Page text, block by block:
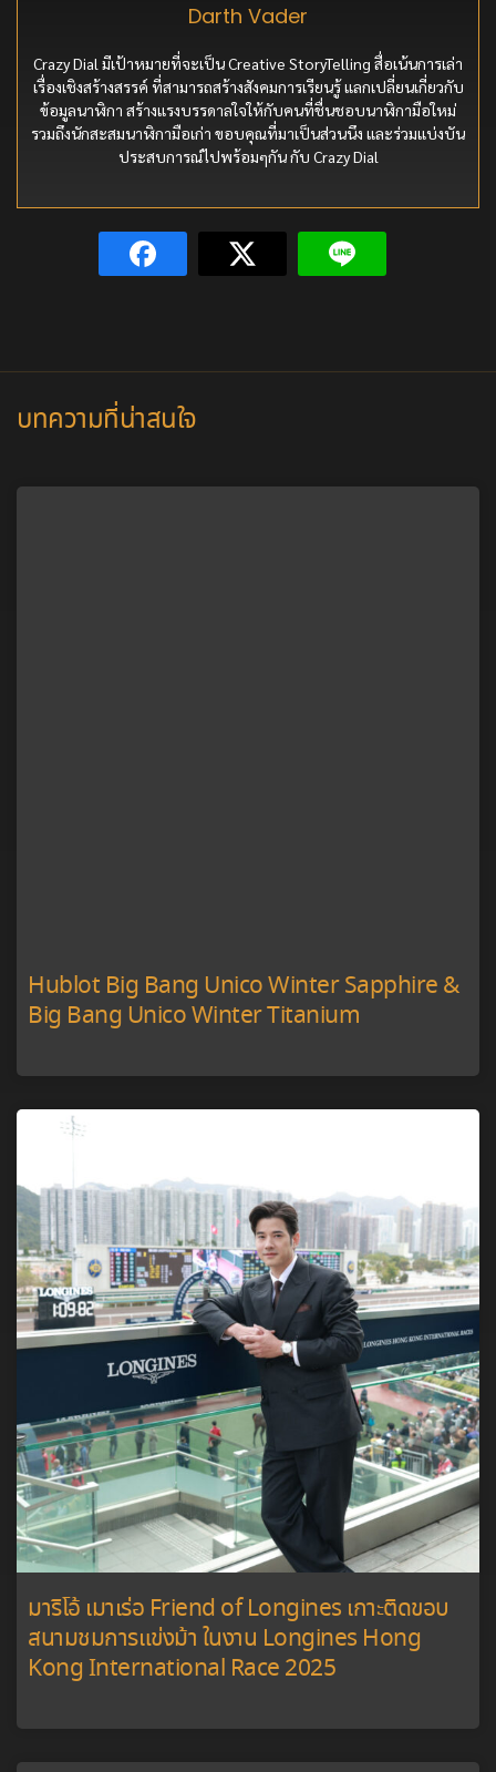
Darth Vader
Crazy Dial มีเป้าหมายที่จะเป็น Creative StoryTelling สื่อเน้นการเล่า
เรื่องเชิงสร้างสรรค์ ที่สามารถสร้างสังคมการเรียนรู้ แลกเปลี่ยนเกี่ยวกับ
ข้อมูลนาฬิกา สร้างแรงบรรดาลใจให้กับคนที่ชื่นชอบนาฬิกามือใหม่
รวมถึงนักสะสมนาฬิกามือเก่า ขอบคุณที่มาเป็นส่วนนึง และร่วมแบ่งบัน
ประสบการณ์ไปพร้อมๆกัน กับ Crazy Dial
บทความที่น่าสนใจ
Hublot Big Bang Unico Winter Sapphire &
Big Bang Unico Winter Titanium
มาริโอ้ เมาเร่อ Friend of Longines เกาะติดขอบ
สนามชมการแข่งม้า ในงาน Longines Hong
Kong International Race 2025